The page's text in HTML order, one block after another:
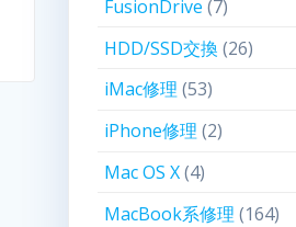
FusionDrive (7)
HDD/SSD交換 (26)
iMac修理 (53)
iPhone修理 (2)
Mac OS X(4)
MacBook系修理 (164)